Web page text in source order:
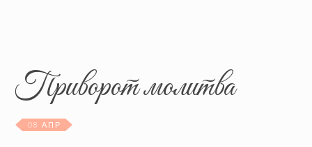
Приворот молитва
08 АПР